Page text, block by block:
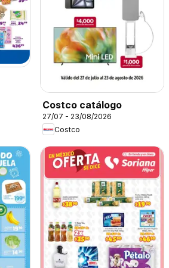
Costco catálogo
27/07 - 23/08/2026
Costco